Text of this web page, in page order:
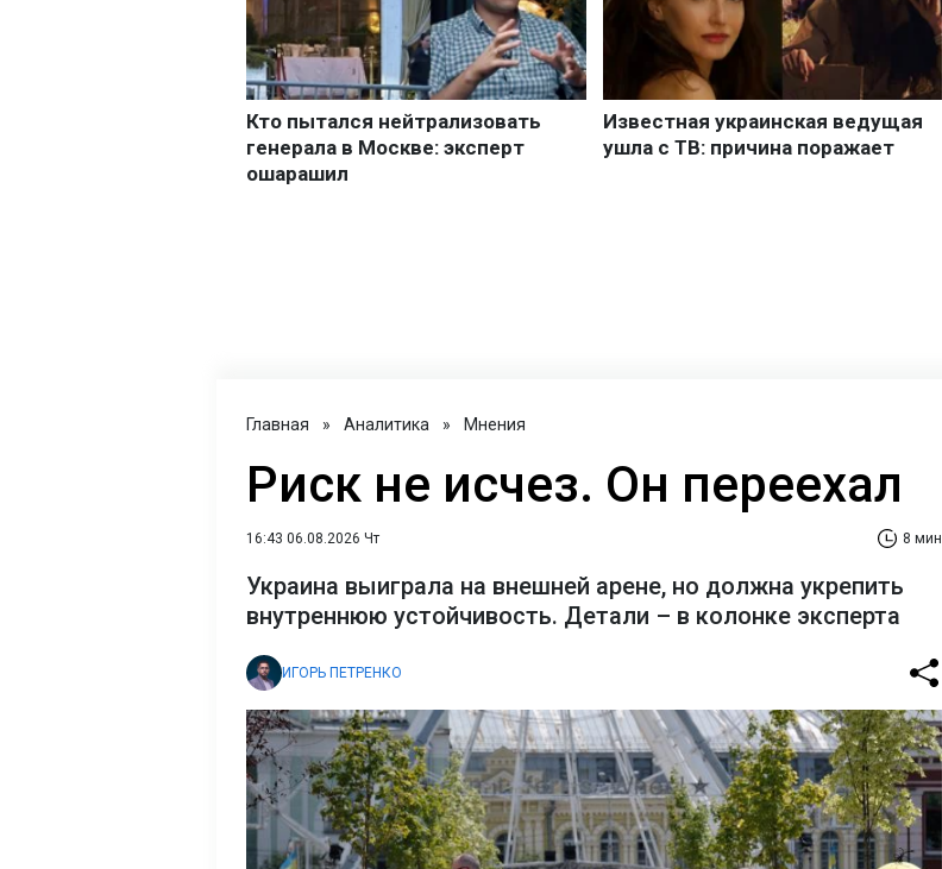
Главная » Аналитика » Мнения
Риск не исчез. Он переехал
16:43 06.08.2026 Чт 8 мин
Украина выиграла на внешней арене, но должна укрепить
внутреннюю устойчивость. Детали – в колонке эксперта
ИГОРЬ ПЕТРЕНКО